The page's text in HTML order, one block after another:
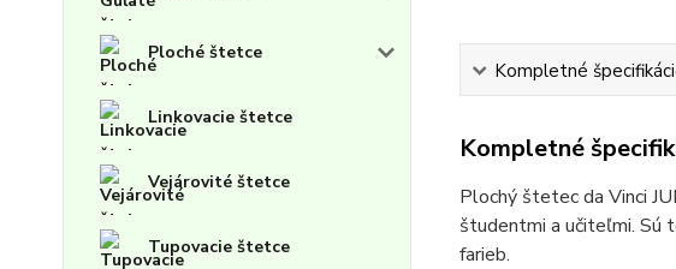
Ploché štetce
Linkovacie štetce
Vejárovité štetce
Tupovacie štetce
Kompletné
Kompletné
Plochý štetec da Vinci
študentmi a učiteľmi. Sú
farieb.